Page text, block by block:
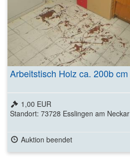
Arbeitstisch Holz ca. 200b cm
1,00 EUR
Standort: 73728 Esslingen am Neckar
Auktion beendet